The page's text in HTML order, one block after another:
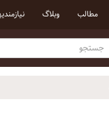
مطالب وبلاگ